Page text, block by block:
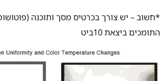
*חשוב – יש צורך בכרטיס מסך ותוכנה
התומכים ביצאת 10ביט